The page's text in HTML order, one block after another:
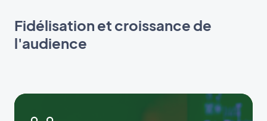
Fidélisation et croissance de
l'audience